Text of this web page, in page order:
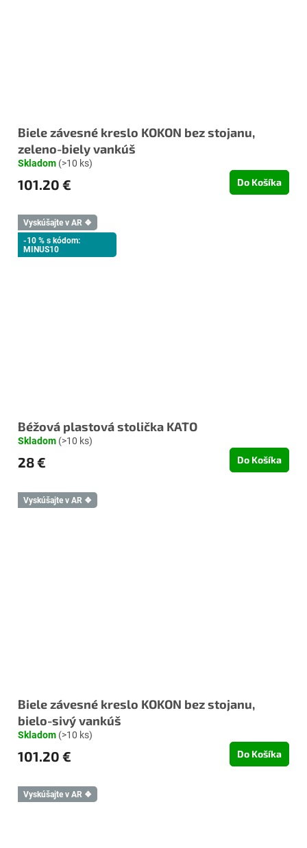
Biele závesné kreslo KOKON bez stojanu,
zeleno-biely vankúš
Skladom (>10 ks)
101.20 € Do Košíka
Vyskúšajte v AR ❖
-10 % s kódom:
MINUS10
Béžová plastová stolička KATO
Skladom (>10 ks)
28 € Do Košíka
Vyskúšajte v AR ❖
Biele závesné kreslo KOKON bez stojanu,
bielo-sivý vankúš
Skladom (>10 ks)
101.20 € Do Košíka
Vyskúšajte v AR ❖